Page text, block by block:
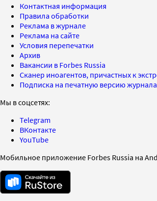
Контактная информация
Правила обработки
Реклама в журнале
Реклама на сайте
Условия перепечатки
Архив
Вакансии в Forbes Russia
Сканер иноагентов, причастных к
Подписка на печатную версию журнала
Мы в соцсетях:
Telegram
ВКонтакте
YouTube
Мобильное приложение Forbes Russia на